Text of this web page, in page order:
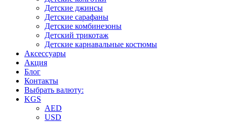
Детские джинсы
Детские сарафаны
Детские комбинезоны
Детский трикотаж
Детские карнавальные костюмы
Аксессуары
Акция
Блог
Контакты
Выбрать валюту:
KGS
AED
USD